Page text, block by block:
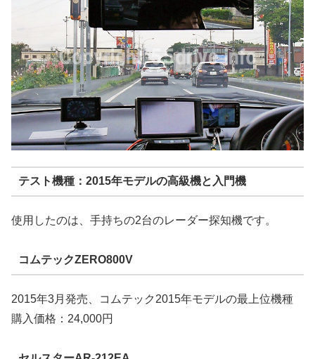
テスト機種：2015年モデルの高級機と入門機
使用したのは、手持ちの2台のレーダー探知機です。
コムテックZERO800V
2015年3月発売、コムテック2015年モデルの最上位機種
購入価格：24,000円